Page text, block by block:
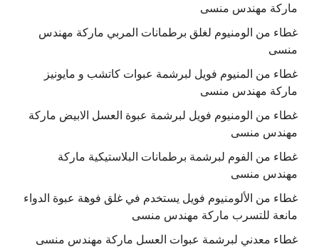
ماركة مهندس منسى
غطاء من الومنيوم لغلق برطمانات المربي ماركة مهندس
منسى
غطاء من المنيوم فويل لبرشمة عبوات كاتشب و مايونيز
ماركة مهندس منسى
غطاء من الومنيوم فويل لبرشمة عبوة العسل الابيض ماركة
مهندس منسى
غطاء من الفوم لبرشمة برطمانات البلاستيكية ماركة
مهندس منسى
غطاء من الألومنيوم فويل يستخدم في غلق فوهة عبوة الدواء
مانعة للتسرب ماركة مهندس منسى
غطاء معدني لبرشمة عبوات العسل ماركة مهندس منسى